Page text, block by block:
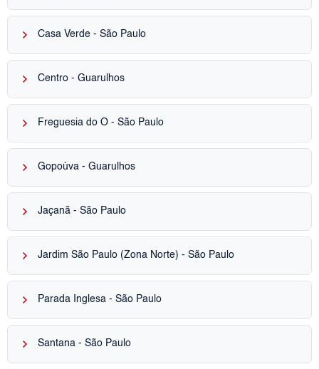
keyboard_arrow_right Casa Verde - São Paulo
keyboard_arrow_right Centro - Guarulhos
keyboard_arrow_right Freguesia do Ó - São Paulo
keyboard_arrow_right Gopoúva - Guarulhos
keyboard_arrow_right Jaçanã - São Paulo
keyboard_arrow_right Jardim São Paulo (Zona Norte) - São Paulo
keyboard_arrow_right Parada Inglesa - São Paulo
keyboard_arrow_right Santana - São Paulo